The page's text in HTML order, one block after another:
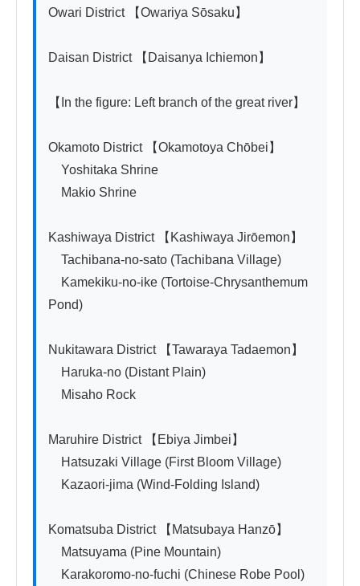
Owari District 【Owariya Sōsaku】
Daisan District 【Daisanya Ichiemon】
【In the figure: Left branch of the great river】
Okamoto District 【Okamotoya Chōbei】
Yoshitaka Shrine
Makio Shrine
Kashiwaya District 【Kashiwaya Jirōemon】
Tachibana-no-sato (Tachibana Village)
Kamekiku-no-ike (Tortoise-Chrysanthemum
Pond)
Nukitawara District 【Tawaraya Tadaemon】
Haruka-no (Distant Plain)
Misaho Rock
Maruhire District 【Ebiya Jimbei】
Hatsuzaki Village (First Bloom Village)
Kazaori-jima (Wind-Folding Island)
Komatsuba District 【Matsubaya Hanzō】
Matsuyama (Pine Mountain)
Karakoromo-no-fuchi (Chinese Robe Pool)